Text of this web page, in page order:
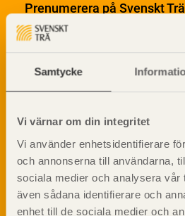
Samtycke
Vi värnar om din integritet
Vi använder enhetsidentifierare
och annonserna till användarna,
sociala medier och analysera
även sådana identifierare och
enhet till de sociala medier och
Prenumerera på Svenskt
informationsutskick!